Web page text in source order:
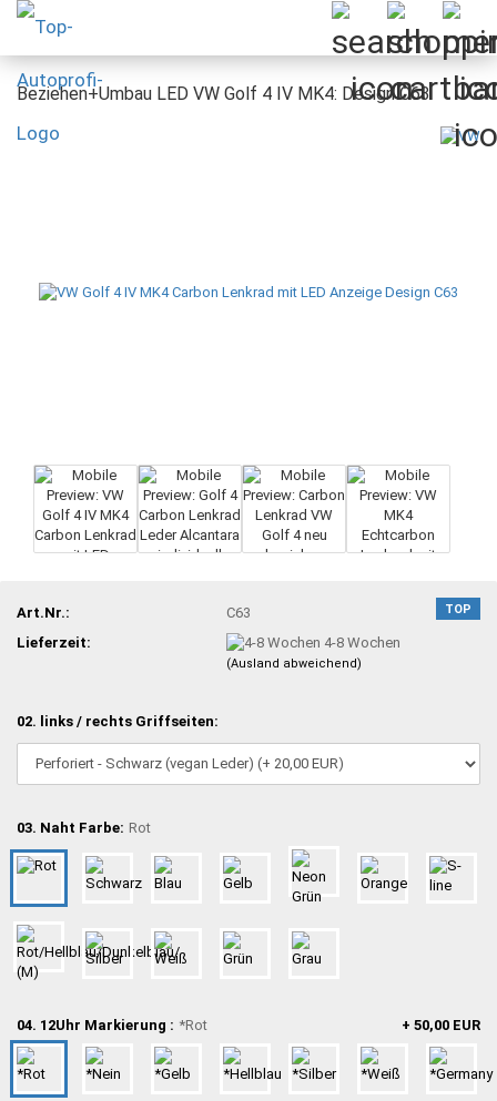
Beziehen+Umbau LED VW Golf 4 IV MK4: Design C63
TOP
Art.Nr.:
C63
Lieferzeit:
4-8 Wochen
(Ausland abweichend)
02. links / rechts Griffseiten:
03. Naht Farbe: Rot
04. 12Uhr Markierung : *Rot + 50,00 EUR